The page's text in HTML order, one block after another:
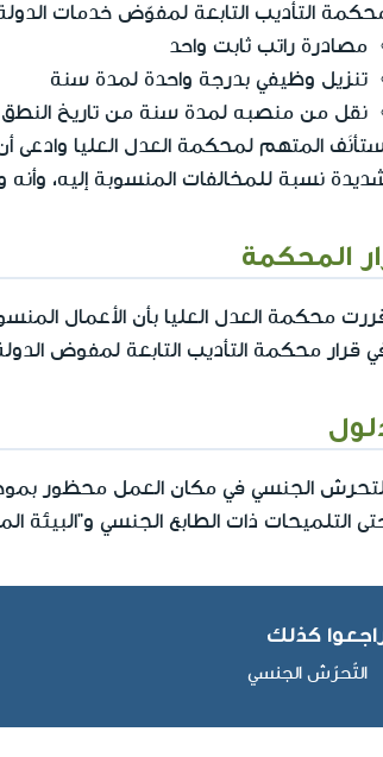
التأديب التابعة لمفوّض خدمات
مصادرة راتب ثابت واحد
تنزيل وظيفي بدرجة واحدة لمدة سنة
نقل من منصبه لمدة سنة من تاريخ
المتهم لمحكمة العدل العليا وادعى
نسبة للمخالفات المنسوبة إليه،
المحكمة
محكمة العدل العليا بأن الأعمال
قرار محكمة التأديب التابعة لمفوض
الجنسي في مكان العمل محظور
التلميحات ذات الطابع الجنسي
كذلك
التّحرّش الجنسي